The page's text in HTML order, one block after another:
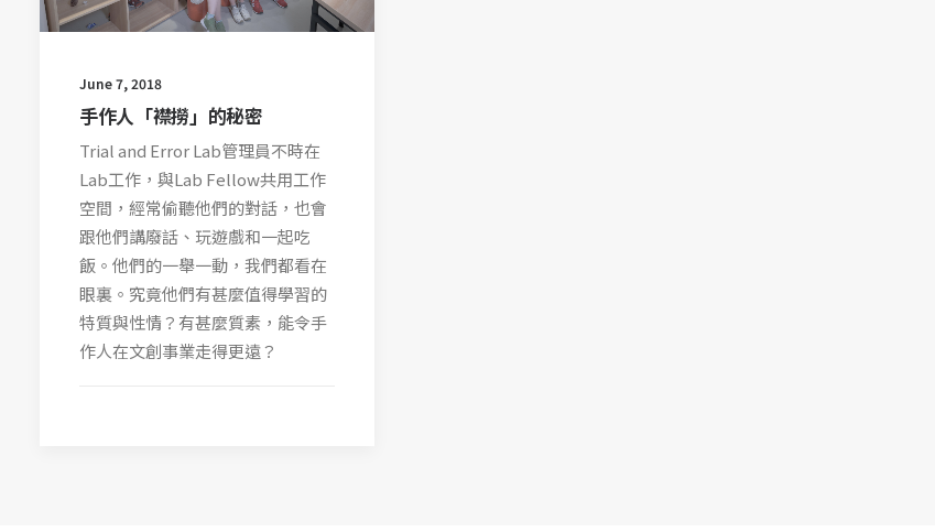
June 7, 2018
手作人「襟撈」的秘密
Trial and Error Lab管理員不時在
Lab工作，與Lab Fellow共用工作
空間，經常偷聽他們的對話，也會
跟他們講廢話、玩遊戲和一起吃
飯。他們的一舉一動，我們都看在
眼裏。究竟他們有甚麼值得學習的
特質與性情？有甚麼質素，能令手
作人在文創事業走得更遠？